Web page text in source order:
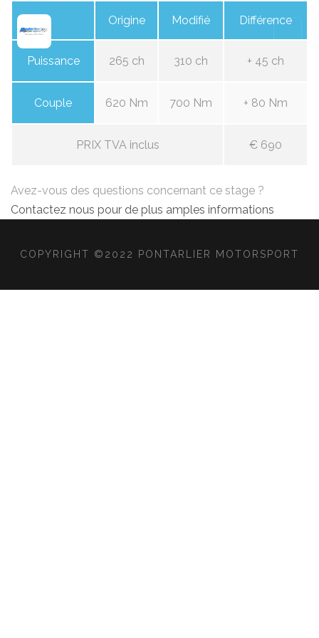
Origine Modifié Différence
Puissance 265 ch 310 ch + 45 ch
Couple 620 Nm 700 Nm + 80 Nm
PRIX TVA inclus € 690
Avez-vous des questions concernant ce stage ?
Contactez nous pour de plus amples informations
COPYRIGHT ©2022 PONTARLIER MOTORSPORT